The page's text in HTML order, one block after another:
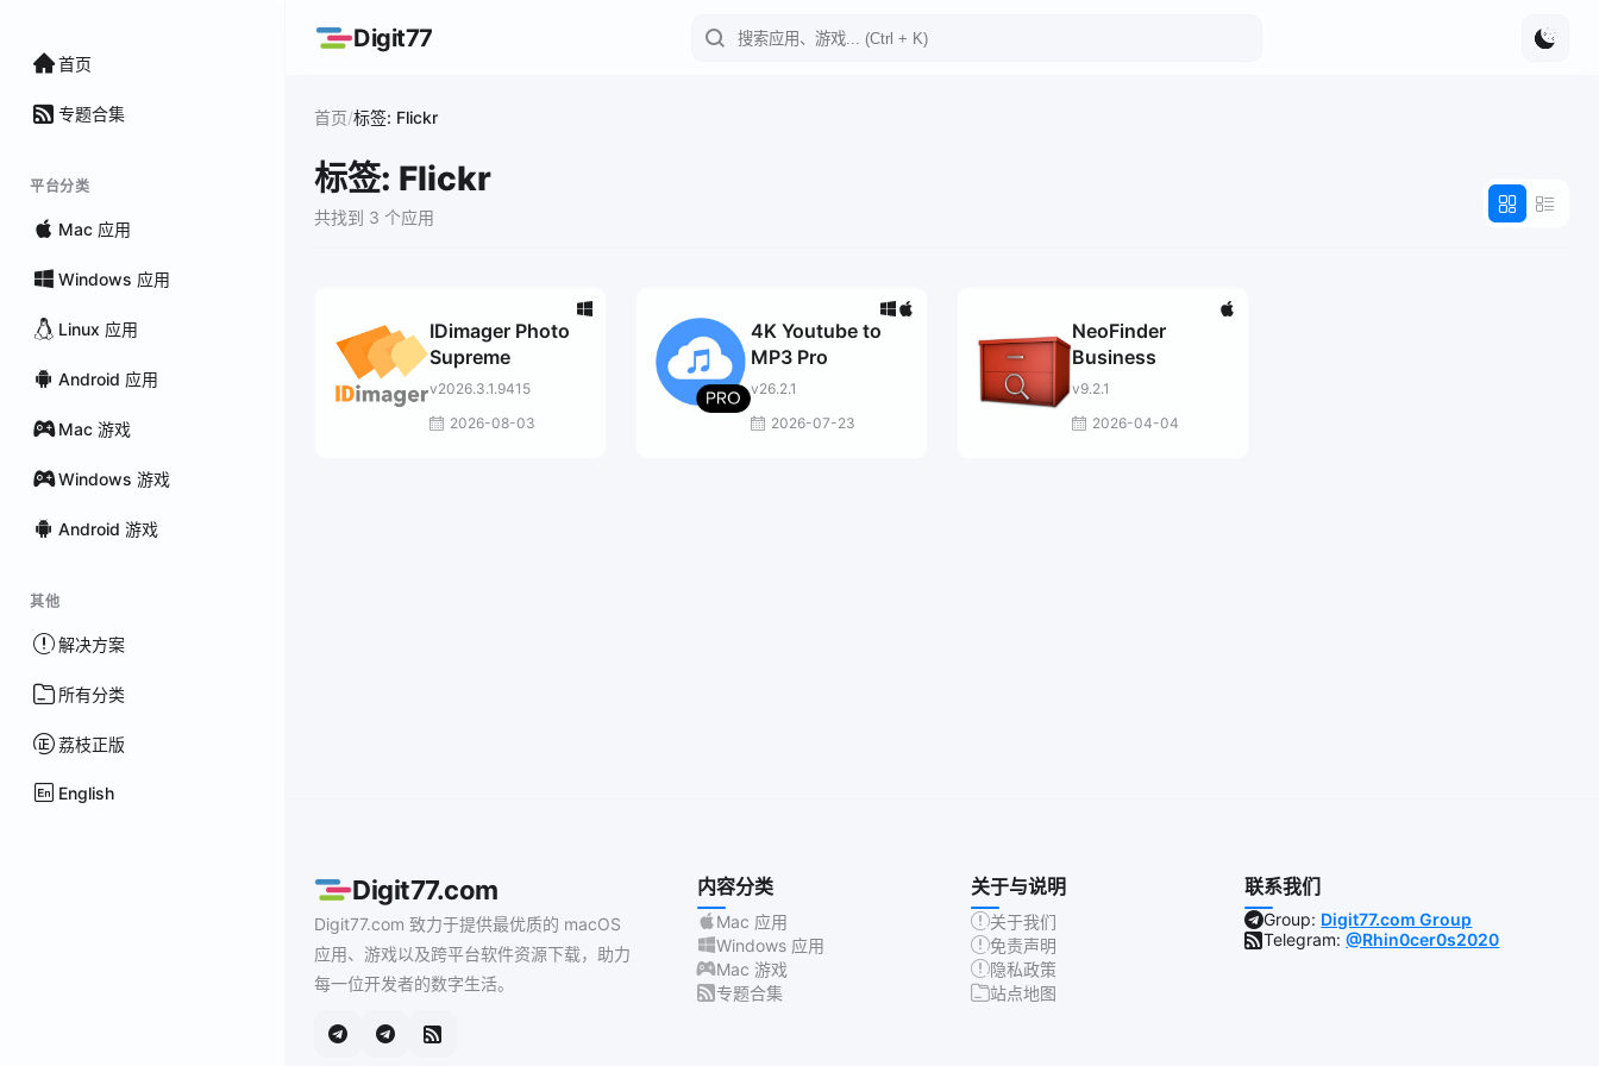
首页
专题合集
平台分类
Mac 应用
Windows 应用
Linux 应用
Android 应用
Mac 游戏
Windows 游戏
Android 游戏
其他
解决方案
所有分类
荔枝正版
English
Digit77
首页/标签: Flickr
标签: Flickr
共找到 3 个应用
IDimager Photo
Supreme
v2026.3.1.9415
2026-08-03
4K Youtube to
MP3 Pro
v26.2.1
2026-07-23
NeoFinder
Business
v9.2.1
2026-04-04
Digit77.com
Digit77.com 致力于提供最优质的 macOS
应用、游戏以及跨平台软件资源下载，助力
每一位开发者的数字生活。
内容分类
Mac 应用
Windows 应用
Mac 游戏
专题合集
关于与说明
关于我们
免责声明
隐私政策
站点地图
联系我们
Group: Digit77.com Group
Telegram:@Rhin0cer0s2020